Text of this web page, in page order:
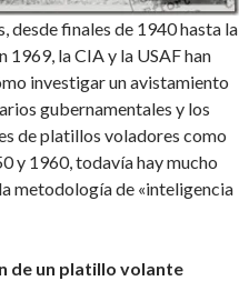
desde finales de 1940 hasta la
la CIA y la USAF han
investigar un avistamiento
gubernamentales y los
de platillos voladores como
y 1960, todavía hay mucho
metodología de «inteligencia
de un platillo volante